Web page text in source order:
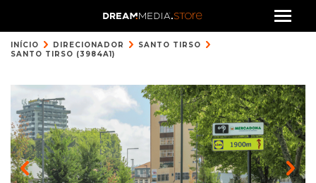
INÍCIO DIRECIONADOR
SANTO TIRSO
SANTO TIRSO (3984A1)